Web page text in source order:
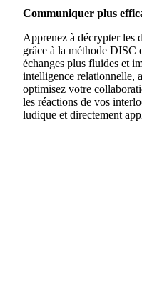
Communiquer plus
Apprenez à décrypter les
grâce à la méthode DISC
échanges plus fluides et
intelligence relationnelle,
optimisez votre
les réactions de vos
ludique et directement